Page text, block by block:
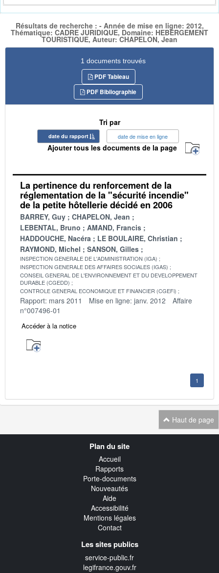
Résultats de recherche : - Année de mise en ligne: 2012,
Thématique: CADRE JURIDIQUE, Domaine: HEBERGEMENT
TOURISTIQUE, Auteur: CHAPELON, Jean
1 documents trouvés
PDF Tableau
PDF Bibliographie
Tri par
date du rapport date de mise en ligne
Ajouter tous les documents de la page
La pertinence du renforcement de la
réglementation de la "sécurité incendie"
de la petite hôtellerie décidé en 2006
BARREY, Guy
CHAPELON, Jean
LEBENTAL, Bruno
AMAND, Francis
HADDOUCHE, Nacéra
LE BOULAIRE, Christian
RAYMOND, Michel
SANSON, Gilles
INSPECTION GENERALE DE L'ADMINISTRATION (IGA)
INSPECTION GENERALE DES AFFAIRES SOCIALES (IGAS)
CONSEIL GENERAL DE L'ENVIRONNEMENT ET DU DEVELOPPEMENT
DURABLE (CGEDD)
CONTROLE GENERAL ECONOMIQUE ET FINANCIER (CGEFi)
Rapport: mars 2011 Mise en ligne: janv. 2012
Affaire
n°007496-01
Accéder à la notice
1
Haut de page
Plan du site
Accueil
Rapports
Porte-documents
Nouveautés
Aide
Accessibilité
Mentions légales
Contact
Les sites publics
service-public.fr
legifrance.gouv.fr